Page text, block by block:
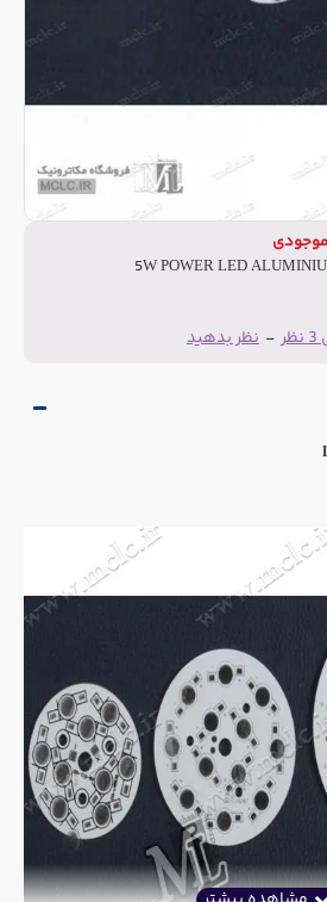
- نظر بدهید
5W POWER LED